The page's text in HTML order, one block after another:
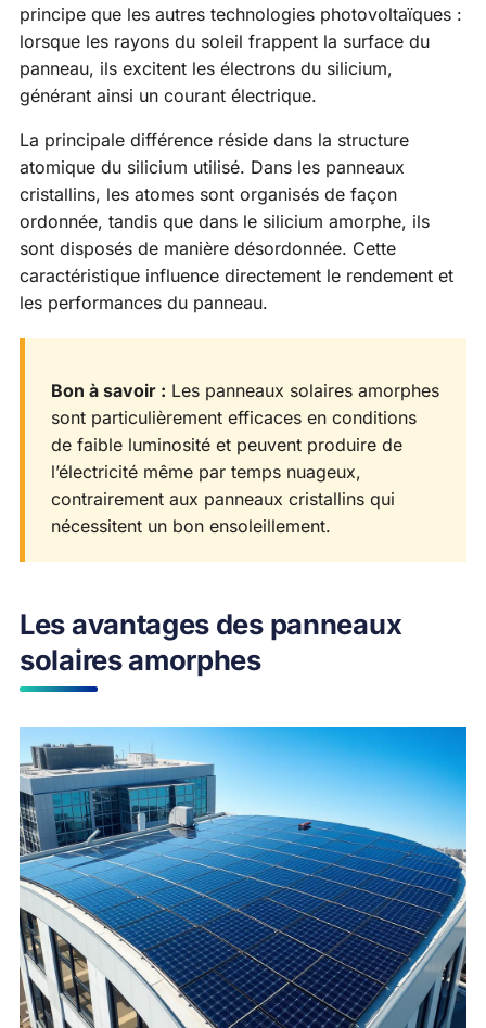
principe que les autres technologies photovoltaïques :
lorsque les rayons du soleil frappent la surface du
panneau, ils excitent les électrons du silicium,
générant ainsi un courant électrique.
La principale différence réside dans la structure
atomique du silicium utilisé. Dans les panneaux
cristallins, les atomes sont organisés de façon
ordonnée, tandis que dans le silicium amorphe, ils
sont disposés de manière désordonnée. Cette
caractéristique influence directement le rendement et
les performances du panneau.
Bon à savoir : Les panneaux solaires amorphes
sont particulièrement efficaces en conditions
de faible luminosité et peuvent produire de
l’électricité même par temps nuageux,
contrairement aux panneaux cristallins qui
nécessitent un bon ensoleillement.
Les avantages des panneaux
solaires amorphes